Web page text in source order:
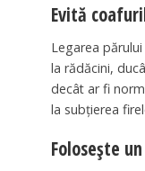
Evită
Legarea
la rădăcini,
decât ar fi
la subțierea
Folosește